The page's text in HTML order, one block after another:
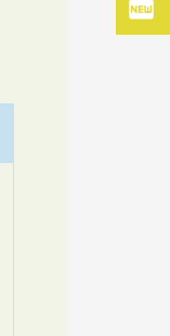
fiber_new